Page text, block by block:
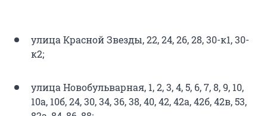
улица Красной Звезды, 22, 24, 26, 28, 30-к1, 30-
к2;
улица Новобульварная, 1, 2, 3, 4, 5, 6, 7, 8, 9, 10,
10а, 10б, 24, 30, 34, 36, 38, 40, 42, 42а, 42б, 42в, 53,